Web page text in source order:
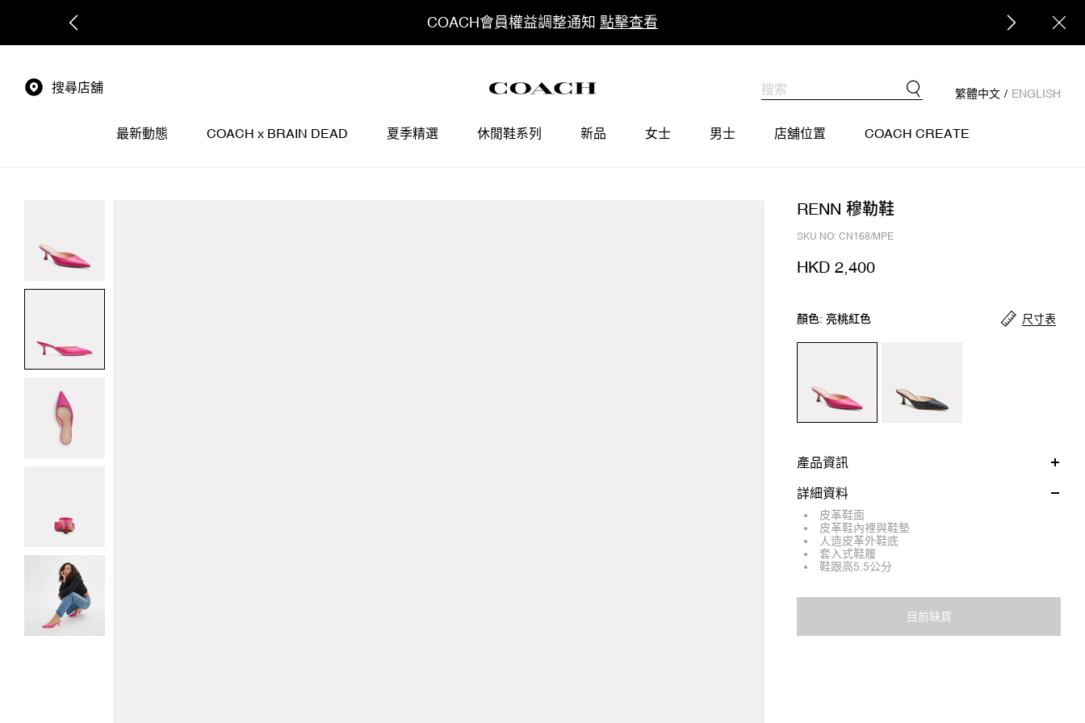
COACH會員權益調整通知 點擊查看
搜尋店舖 繁體中文 / ENGLISH
最新動態 COACH x BRAIN DEAD 夏季精選 休閒鞋系列 新品 女士 男士 店舖位置 COACH CREATE
RENN 穆勒鞋
SKU NO: CN168/MPE
HKD 2,400
顏色: 亮桃紅色 尺寸表
產品資訊
詳細資料
皮革鞋面
皮革鞋內裡與鞋墊
人造皮革外鞋底
套入式鞋履
鞋跟高5.5公分
目前缺貨